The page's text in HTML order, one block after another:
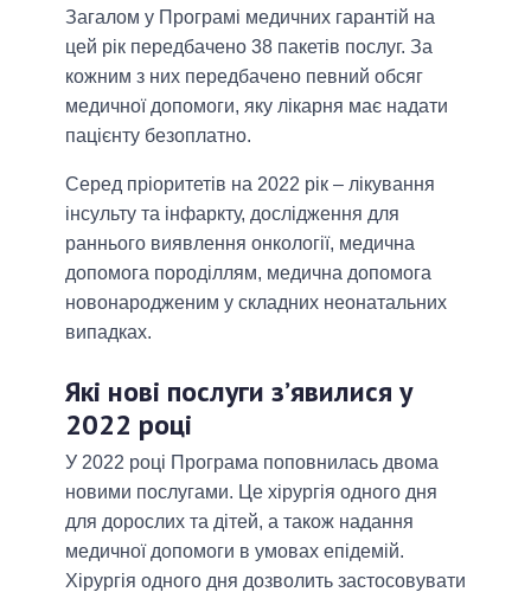
Загалом у Програмі медичних гарантій на
цей рік передбачено 38 пакетів послуг. За
кожним з них передбачено певний обсяг
медичної допомоги, яку лікарня має надати
пацієнту безоплатно.
Серед пріоритетів на 2022 рік – лікування
інсульту та інфаркту, дослідження для
раннього виявлення онкології, медична
допомога породіллям, медична допомога
новонародженим у складних неонатальних
випадках.
Які нові послуги з’явилися у
2022 році
У 2022 році Програма поповнилась двома
новими послугами. Це хірургія одного дня
для дорослих та дітей, а також надання
медичної допомоги в умовах епідемій.
Хірургія одного дня дозволить застосовувати